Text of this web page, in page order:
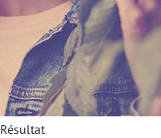
Résultat